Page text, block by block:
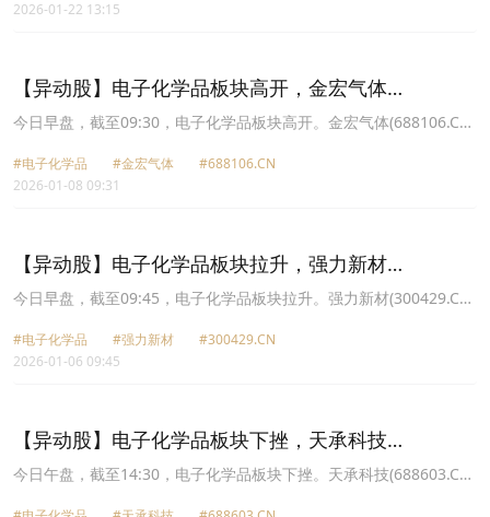
报58.2元，上海新阳(300236.CN)跌4.67%报80.66元，飞凯材料
2026-01-22 13:15
【异动股】电子化学品板块高开，金宏气体
(688106.CN)涨15.47%
今日早盘，截至09:30，电子化学品板块高开。金宏气体(688106.CN)
中船特气(688146.CN)涨6.70%报47.79元，南大光电(300346.CN)涨
6.09%报58.55元，晶瑞电材(300655.CN)涨4.33%报20.02元，上海
#电子化学品 #金宏气体
#688106.CN
2026-01-08 09:31
【异动股】电子化学品板块拉升，强力新材
(300429.CN)涨16.42%
今日早盘，截至09:45，电子化学品板块拉升。强力新材(300429.CN)
集科技(688019.CN)涨5.16%报238.72元，晶瑞电材(300655.CN)涨
4.26%报17.37元，金宏气体(688106.CN)涨4.24%报21.15元，雅克
#电子化学品 #强力新材
#300429.CN
2026-01-06 09:45
【异动股】电子化学品板块下挫，天承科技
(688603.CN)跌3.67%
今日午盘，截至14:30，电子化学品板块下挫。天承科技(688603.CN)